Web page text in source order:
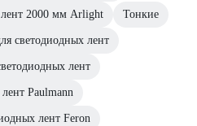
2000 мм Arlight Тонкие
светодиодных лент
лент
Paulmann
лент Feron